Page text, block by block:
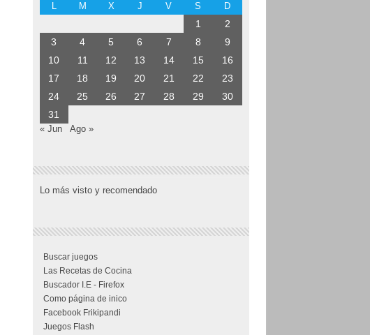
L
M X J V S D
1
2
3
4 5 6 7 8
9
10
11 12 13 14 15
16
17
18 19 20 21 22
23
24
25 26 27 28 29
30
31
« Jun Ago »
Lo más visto y recomendado
Buscar juegos
Las Recetas de Cocina
Buscador I.E - Firefox
Como página de inico
Facebook Frikipandi
Juegos Flash